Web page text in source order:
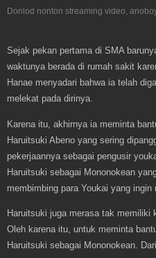
Sejak pekan pertama di SMA
waktunya berada di rumah sakit
Hanae menyadari bahwa ia telah
melekat pada dirinya.
Karena itu, akhirnya ia meminta
Haruitsuki Abeno yang sering
pekerjaannya sebagai pengusir
Haruitsuki sebagai Mononokean
membimbing para Youkai yang ingin
Haruitsuki juga merasa tak memiliki
Oleh karena itu, untuk meminta
Haruitsuki sebagai Mononokean.